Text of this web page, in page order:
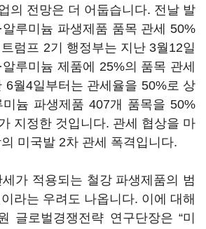
의 전망은 더 어둡습니다. 전날 발
알루미늄 파생제품 품목 관세 50%
럼프 2기 행정부는 지난 3월12일
루미늄 제품에 25%의 품목 관세
6월4일부터는 관세율을 50%로 상
미늄 파생제품 407개 품목을 50%
지정한 것입니다. 관세 협상을 마
미국발 2차 관세 폭격입니다.
가 적용되는 철강 파생제품의 범
라는 우려도 나옵니다. 이에 대해
글로벌경쟁전략 연구단장은 “미